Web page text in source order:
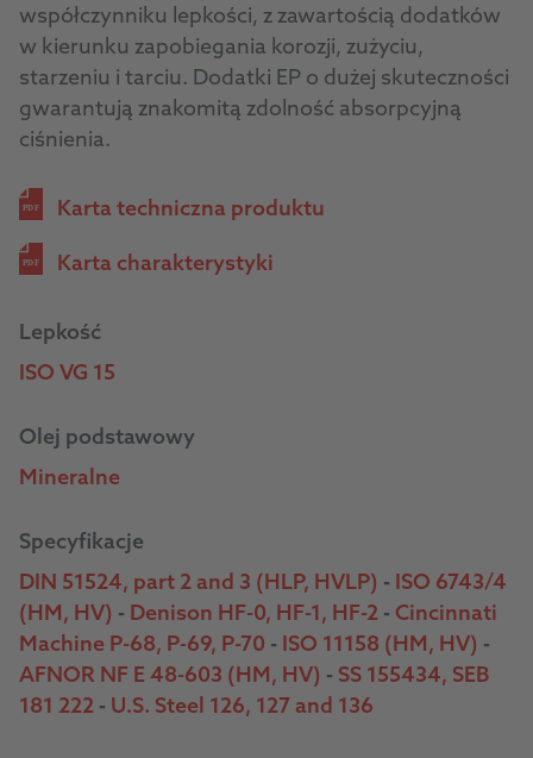
współczynniku lepkości, z zawartością dodatków
w kierunku zapobiegania korozji, zużyciu,
starzeniu i tarciu. Dodatki EP o dużej skuteczności
gwarantują znakomitą zdolność absorpcyjną
ciśnienia.
PDF Karta techniczna produktu
PDF Karta charakterystyki
Lepkość
ISO VG 15
Olej podstawowy
Mineralne
Specyfikacje
DIN 51524, part 2 and 3 (HLP, HVLP) - ISO 6743/4
(HM, HV) - Denison HF-0, HF-1, HF-2 - Cincinnati
Machine P-68, P-69, P-70 - ISO 11158 (HM, HV) -
AFNOR NF E 48-603 (HM, HV) - SS 155434, SEB
181 222 - U.S. Steel 126, 127 and 136